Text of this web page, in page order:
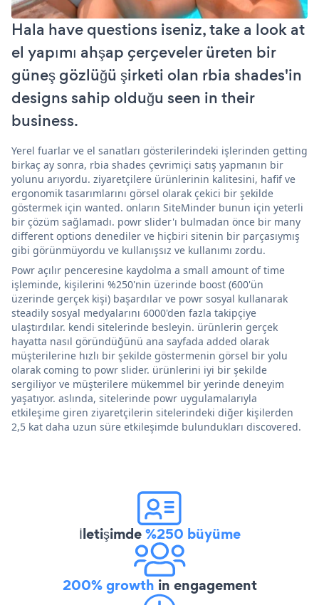
Hala have questions iseniz, take a look at
el yapımı ahşap çerçeveler üreten bir
güneş gözlüğü şirketi olan rbia shades'in
designs sahip olduğu seen in their
business.
Yerel fuarlar ve el sanatları gösterilerindeki işlerinden getting
birkaç ay sonra, rbia shades çevrimiçi satış yapmanın bir
yolunu arıyordu. ziyaretçilere ürünlerinin kalitesini, hafif ve
ergonomik tasarımlarını görsel olarak çekici bir şekilde
göstermek için wanted. onların SiteMinder bunun için yeterli
bir çözüm sağlamadı. powr slider'ı bulmadan önce bir many
different options denediler ve hiçbiri sitenin bir parçasıymış
gibi görünmüyordu ve kullanışsız ve kullanımı zordu.
Powr açılır penceresine kaydolma a small amount of time
işleminde, kişilerini %250'nin üzerinde boost (600'ün
üzerinde gerçek kişi) başardılar ve powr sosyal kullanarak
steadily sosyal medyalarını 6000'den fazla takipçiye
ulaştırdılar. kendi sitelerinde besleyin. ürünlerin gerçek
hayatta nasıl göründüğünü ana sayfada added olarak
müşterilerine hızlı bir şekilde göstermenin görsel bir yolu
olarak coming to powr slider. ürünlerini iyi bir şekilde
sergiliyor ve müşterilere mükemmel bir yerinde deneyim
yaşatıyor. aslında, sitelerinde powr uygulamalarıyla
etkileşime giren ziyaretçilerin sitelerindeki diğer kişilerden
2,5 kat daha uzun süre etkileşimde bulundukları discovered.
İletişimde%250 büyüme
200% growth in engagement